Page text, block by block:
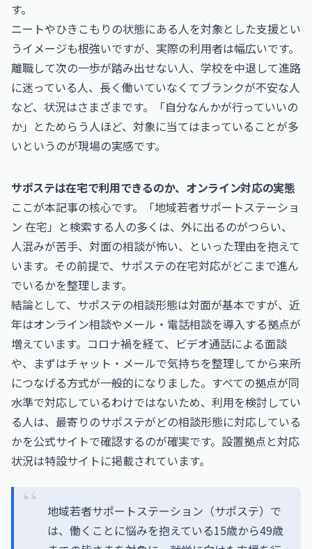
す。
ニートやひきこもりの状態にある人を対象とした支援とい
うイメージも根強いですが、実際の利用者は幅広いです。
離職して次の一歩が踏み出せない人、学校を中退して進路
に迷っている人、長く働いていなくてブランクが不安な人
など、状況はさまざまです。「自分なんかが行っていいの
か」とためらう人ほど、対象に当てはまっていることが多
いというのが現場の実感です。
サポステは在宅で利用できるのか、オンライン対応の実態
ここが本記事の核心です。「地域若者サポートステーショ
ン 在宅」と検索する人の多くは、外に出るのがつらい、
人混みが苦手、対面の相談が怖い、といった理由を抱えて
います。その前提で、サポステの在宅対応がどこまで進ん
でいるかを整理します。
結論として、サポステの相談形態は対面が基本ですが、近
年はオンライン相談やメール・電話相談を導入する拠点が
増えています。コロナ禍を経て、ビデオ通話による面談
や、まずはチャット・メールで気持ちを整理してから来所
につなげる方式が一般的になりました。すべての拠点が同
水準で対応しているわけではないため、利用を検討してい
る人は、最寄りのサポステがどの相談形態に対応している
かを公式サイトで確認するのが確実です。設置拠点と対応
状況は特設サイトに掲載されています。
地域若者サポートステーション（サポステ）で
は、働くことに悩みを抱えている15歳から49歳